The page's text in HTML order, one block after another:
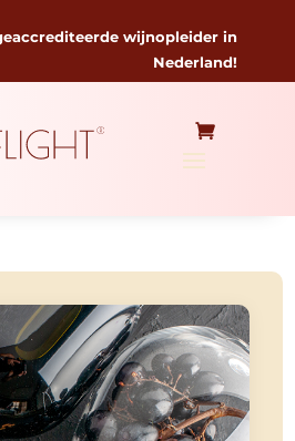
wijnopleider in
Nederland!